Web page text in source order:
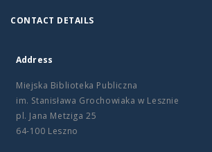
CONTACT DETAILS
Address
Miejska Biblioteka Publiczna
im. Stanisława Grochowiaka w Lesznie
pl. Jana Metziga 25
64-100 Leszno